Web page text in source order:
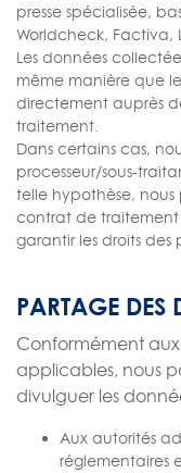
presse spécialisée,
Worldcheck, Factiva,
Les données
même manière que
directement auprès
traitement.
Dans certains cas,
processeur/sous-
telle hypothèse,
contrat de traitement
garantir les droits des
PARTAGE DES
Conformément
applicables, nous
divulguer les
Aux autorités
réglementaires